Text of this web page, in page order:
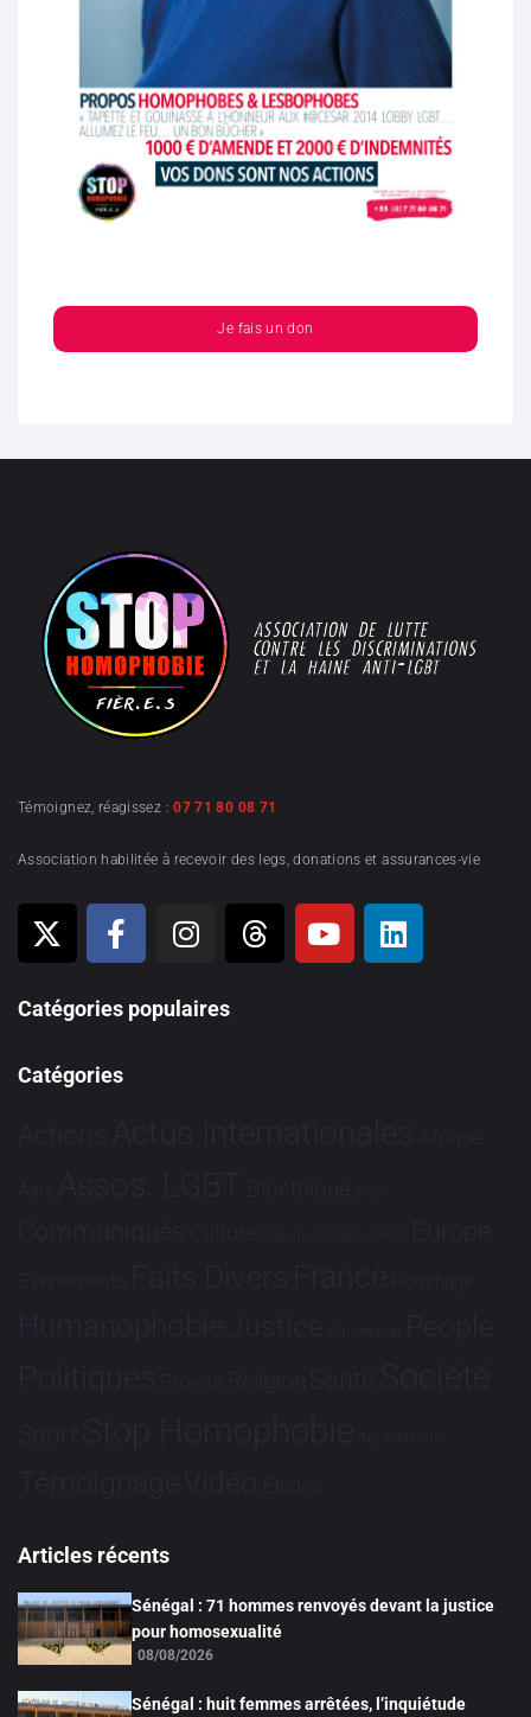
Je fais un don
Témoignez, réagissez :07 71 80 08 71
Association habilitée à recevoir des legs, donations et assurances-vie
Catégories populaires
Catégories
Actions Actus Internationales Afrique
Asie Assos. LGBT Bioéthique Brève
Communiqués Culture Dialogues France-Brésil Europe
Evénements Faits Divers France Hommage
HumanophobieJustice Partenariat People
Politiques Projets Religion Santé Société
Sport Stop Homophobie Tech Tribune
TémoignageVidéo Études
Articles récents
Sénégal : 71 hommes renvoyés devant la justice
pour homosexualité
08/08/2026
Sénégal : huit femmes arrêtées, l’inquiétude